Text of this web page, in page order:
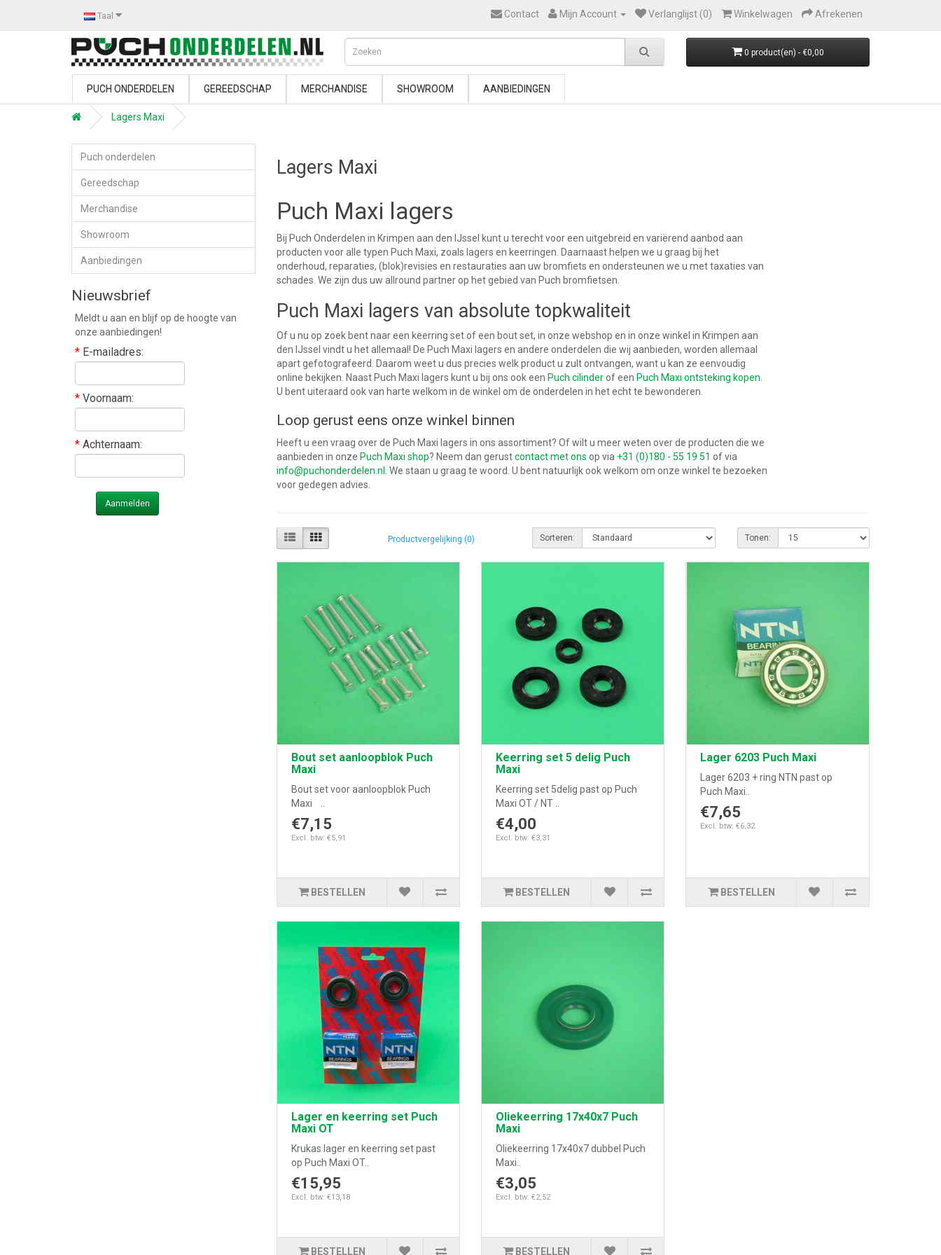
Taal Contact Mijn Account Verlanglijst (0) Winkelwagen Afrekenen
0 product(en) - €0,00
PUCH ONDERDELEN GEREEDSCHAP MERCHANDISE SHOWROOM AANBIEDINGEN
Lagers Maxi
Puch onderdelen
Gereedschap
Merchandise
Showroom
Aanbiedingen
Nieuwsbrief
Meldt u aan en blijf op de hoogte van
onze aanbiedingen!
* E-mailadres:
* Voornaam:
* Achternaam:
Aanmelden
Lagers Maxi
Puch Maxi lagers
Bij Puch Onderdelen in Krimpen aan den IJssel kunt u terecht voor een uitgebreid en variërend aanbod aan
producten voor alle typen Puch Maxi, zoals lagers en keerringen. Daarnaast helpen we u graag bij het
onderhoud, reparaties, (blok)revisies en restauraties aan uw bromfiets en ondersteunen we u met taxaties van
schades. We zijn dus uw allround partner op het gebied van Puch bromfietsen.
Puch Maxi lagers van absolute topkwaliteit
Of u nu op zoek bent naar een keerring set of een bout set, in onze webshop en in onze winkel in Krimpen aan
den IJssel vindt u het allemaal! De Puch Maxi lagers en andere onderdelen die wij aanbieden, worden allemaal
apart gefotografeerd. Daarom weet u dus precies welk product u zult ontvangen, want u kan ze eenvoudig
online bekijken. Naast Puch Maxi lagers kunt u bij ons ook een Puch cilinderof een Puch Maxi ontsteking kopen
U bent uiteraard ook van harte welkom in de winkel om de onderdelen in het echt te bewonderen.
Loop gerust eens onze winkel binnen
Heeft u een vraag over de Puch Maxi lagers in ons assortiment? Of wilt u meer weten over de producten die we
aanbieden in onze Puch Maxi shop? Neem dan gerustcontact met ons op via +31 (0)180 - 55 19 51 of via
info@puchonderdelen.nl
. We staan u graag te woord. U bent natuurlijk ook welkom om onze winkel te bezoeken
voor gedegen advies.
Productvergelijking (0) Sorteren: Tonen:
Bout set aanloopblok Puch
Maxi
Bout set voor aanloopblok Puch
Maxi ..
€7,15
Excl. btw: €5,91
BESTELLEN
Keerring set 5 delig Puch
Maxi
Keerring set 5delig past op Puch
Maxi OT / NT ..
€4,00
Excl. btw: €3,31
BESTELLEN
Lager 6203 Puch Maxi
Lager 6203 + ring NTN past op
Puch Maxi..
€7,65
Excl. btw: €6,32
BESTELLEN
Lager en keerring set Puch
Maxi OT
Krukas lager en keerring set past
op Puch Maxi OT..
€15,95
Excl. btw: €13,18
BESTELLEN
Oliekeerring 17x40x7 Puch
Maxi
Oliekeerring 17x40x7 dubbel Puch
Maxi..
€3,05
Excl. btw: €2,52
BESTELLEN